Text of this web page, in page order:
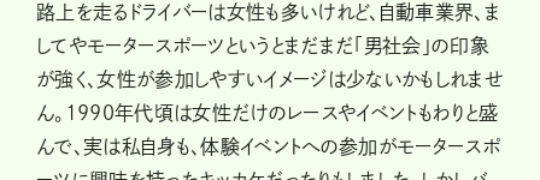
路上を走るドライバーは女性も多いけれど、自動車業界、ま
してやモータースポーツというとまだまだ「男社会」の印象
が強く、女性が参加しやすいイメージは少ないかもしれませ
ん。1990年代頃は女性だけのレースやイベントもわりと盛
んで、実は私自身も、体験イベントへの参加がモータースポ